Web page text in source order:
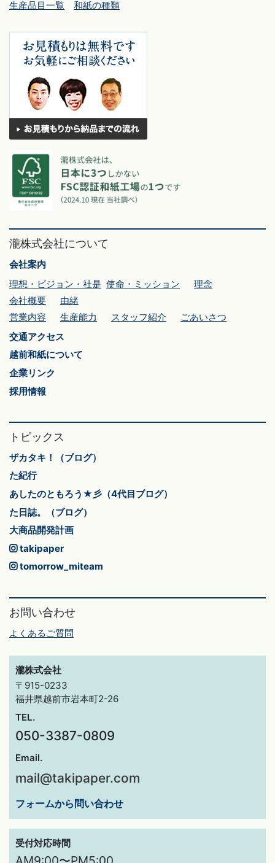
生産品目一覧 和紙の種類
瀧株式会社について
会社案内
理想・ビジョン・社是 使命・ミッション
理念
会社概要
由緒
営業内容
生産能力 スタッフ紹介
ごあいさつ
交通アクセス
越前和紙について
企業リンク
採用情報
トピックス
ザカタキ！（ブログ）
た紀行
あしたのともろう★彡（4代目ブログ）
た日誌。（ブログ）
大商品開発計画
takipaper
tomorrow_miteam
お問い合わせ
よくあるご質問
瀧株式会社
〒915-0233
福井県越前市岩本町2-26
TEL.
050-3387-0809
Email.
mail@takipaper.com
フォームから問い合わせ
受付対応時間